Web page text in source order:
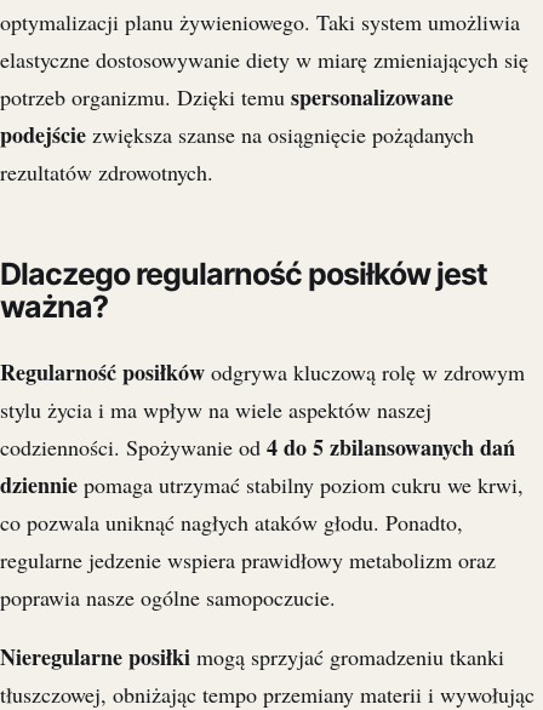
optymalizacji planu żywieniowego. Taki system umożliwia
elastyczne dostosowywanie diety w miarę zmieniających się
potrzeb organizmu. Dzięki temu spersonalizowane
podejście zwiększa szanse na osiągnięcie pożądanych
rezultatów zdrowotnych.
Dlaczego regularność posiłków jest
ważna?
Regularność posiłków odgrywa kluczową rolę w zdrowym
stylu życia i ma wpływ na wiele aspektów naszej
codzienności. Spożywanie od 4 do 5 zbilansowanych dań
dziennie pomaga utrzymać stabilny poziom cukru we krwi,
co pozwala uniknąć nagłych ataków głodu. Ponadto,
regularne jedzenie wspiera prawidłowy metabolizm oraz
poprawia nasze ogólne samopoczucie.
Nieregularne posiłki mogą sprzyjać gromadzeniu tkanki
tłuszczowej, obniżając tempo przemiany materii i wywołując